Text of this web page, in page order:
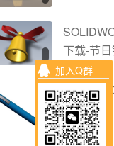
下载-节
笔
加入Q群